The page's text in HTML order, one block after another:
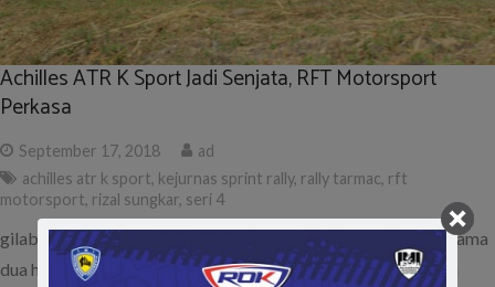
Achilles ATR K Sport Jadi Senjata, RFT Motorsport
Perkasa
September 17, 2018
ad
achilles atr k sport, kejurnas sprint rally, rally tarmac, rft
motorsport, rizal sungkar, seri 4
gilabalap.com – Kejurnas Sprint Rally 2018 sukses digelar selama
dua hari (15-16/9 2018) di area PPMP Sentul dengan lintasan